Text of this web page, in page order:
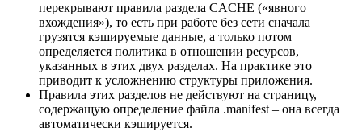
перекрывают правила раздела CACHE («явного
вхождения»), то есть при работе без сети сначала
грузятся кэшируемые данные, а только потом
определяется политика в отношении ресурсов,
указанных в этих двух разделах. На практике это
приводит к усложнению структуры приложения.
Правила этих разделов не действуют на страницу,
содержащую определение файла .manifest – она всегда
автоматически кэшируется.